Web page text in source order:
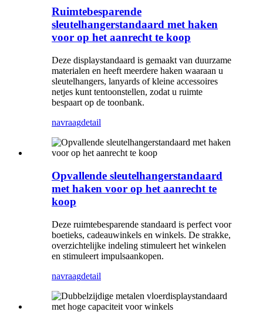
Ruimtebesparende
sleutelhangerstandaard met haken
voor op het aanrecht te koop
Deze displaystandaard is gemaakt van duurzame
materialen en heeft meerdere haken waaraan u
sleutelhangers, lanyards of kleine accessoires
netjes kunt tentoonstellen, zodat u ruimte
bespaart op de toonbank.
navraagdetail
Opvallende sleutelhangerstandaard
met haken voor op het aanrecht te
koop
Deze ruimtebesparende standaard is perfect voor
boetieks, cadeauwinkels en winkels. De strakke,
overzichtelijke indeling stimuleert het winkelen
en stimuleert impulsaankopen.
navraagdetail